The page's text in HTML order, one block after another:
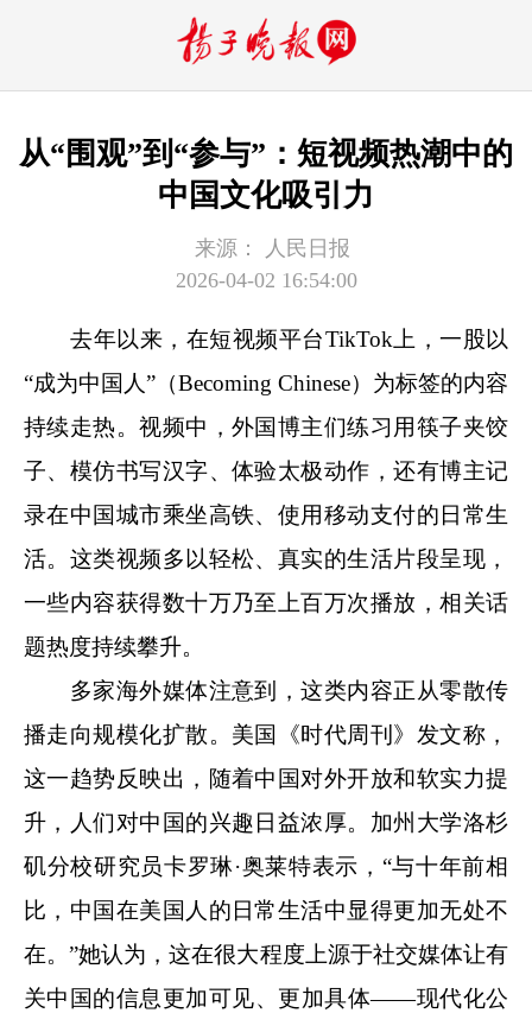
从“围观”到“参与”：短视频热潮中的
中国文化吸引力
来源：
人民日报
2026-04-02 16:54:00
去年以来，在短视频平台TikTok上，一股以
“成为中国人”（Becoming Chinese）为标签的内容
持续走热。视频中，外国博主们练习用筷子夹饺
子、模仿书写汉字、体验太极动作，还有博主记
录在中国城市乘坐高铁、使用移动支付的日常生
活。这类视频多以轻松、真实的生活片段呈现，
一些内容获得数十万乃至上百万次播放，相关话
题热度持续攀升。
多家海外媒体注意到，这类内容正从零散传
播走向规模化扩散。美国《时代周刊》发文称，
这一趋势反映出，随着中国对外开放和软实力提
升，人们对中国的兴趣日益浓厚。加州大学洛杉
矶分校研究员卡罗琳·奥莱特表示，“与十年前相
比，中国在美国人的日常生活中显得更加无处不
在。”她认为，这在很大程度上源于社交媒体让有
关中国的信息更加可见、更加具体——现代化公